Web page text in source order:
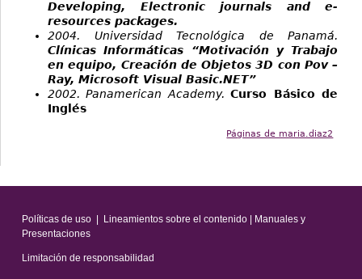
Developing, Electronic journals and e-
resources packages.
2004. Universidad Tecnológica de Panamá.
Clínicas Informáticas “Motivación y Trabajo
en equipo, Creación de Objetos 3D con Pov –
Ray, Microsoft Visual Basic.NET”
2002. Panamerican Academy. Curso Básico de
Inglés
Páginas de maria.diaz2
Políticas de uso| Lineamientos sobre el contenido|
Manuales y
Presentaciones
Limitación de responsabilidad